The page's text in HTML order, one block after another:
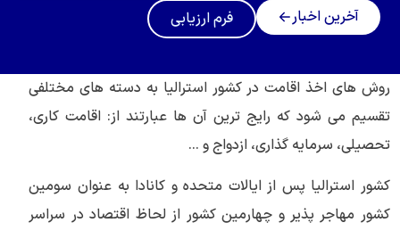
آخرین اخبار فرم ارزیابی
روش های اخذ اقامت در کشور استرالیا به دسته های مختلفی
تقسیم می شود که رایج ترین آن ها عبارتند از: اقامت کاری،
تحصیلی، سرمایه گذاری، ازدواج و …
کشور استرالیا پس از ایالات متحده و کانادا به عنوان سومین
کشور مهاجر پذیر و چهارمین کشور از لحاظ اقتصاد در سراسر